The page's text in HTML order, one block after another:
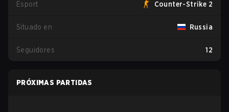
Esport Counter-Strike 2
Situado en Russia
Seguidores 12
PRÓXIMAS PARTIDAS